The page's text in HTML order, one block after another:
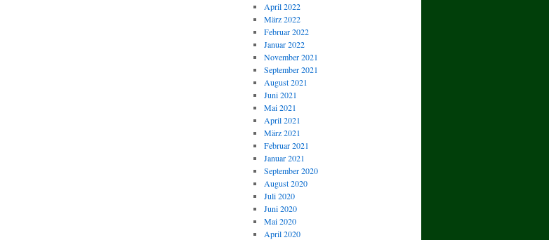
April 2022
März 2022
Februar 2022
Januar 2022
November 2021
September 2021
August 2021
Juni 2021
Mai 2021
April 2021
März 2021
Februar 2021
Januar 2021
September 2020
August 2020
Juli 2020
Juni 2020
Mai 2020
April 2020